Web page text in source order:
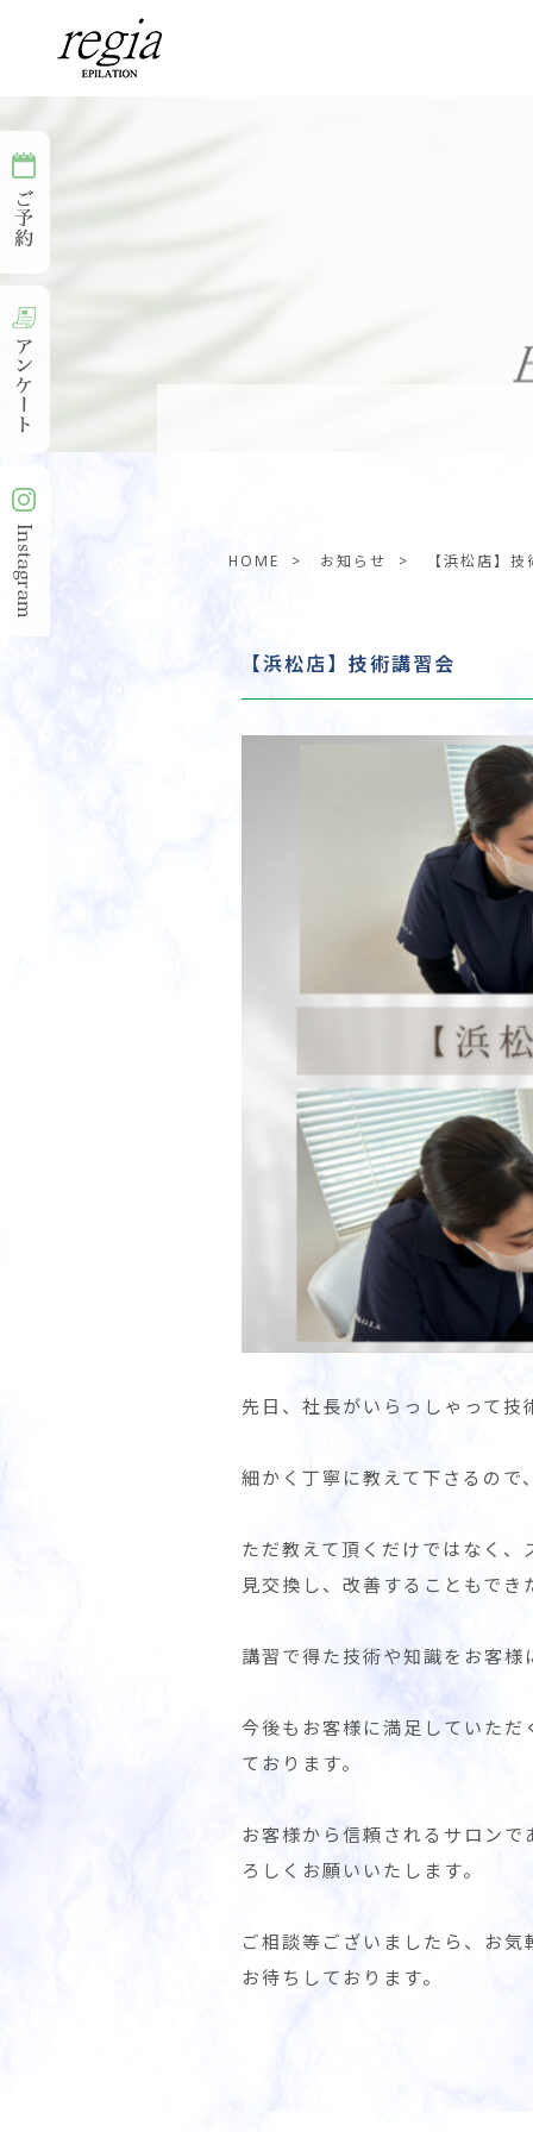
HOME > お知らせ > 【浜松店】
【浜松店】技術講習会
先日、社長がいらっしゃって
細かく丁寧に教えて下さるので
ただ教えて頂くだけではなく
見交換し、改善することもで
講習で得た技術や知識をお客
今後もお客様に満足していた
ております。
お客様から信頼されるサロン
ろしくお願いいたします。
ご相談等ございましたら、お
お待ちしております。